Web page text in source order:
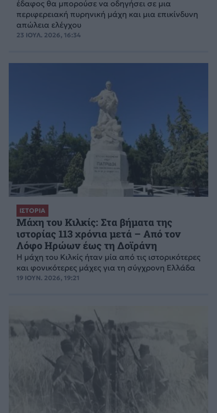
έδαφος θα μπορούσε να οδηγήσει σε μια
περιφερειακή πυρηνική μάχη και μια επικίνδυνη
απώλεια ελέγχου
23 ΙΟΥΛ. 2026, 16:34
ΙΣΤΟΡΙΑ
Μάχη του Κιλκίς: Στα βήματα της
ιστορίας 113 χρόνια μετά – Από τον
Λόφο Ηρώων έως τη Δοϊράνη
Η μάχη του Κιλκίς ήταν μία από τις ιστορικότερες
και φονικότερες μάχες για τη σύγχρονη Ελλάδα
19 ΙΟΥΝ. 2026, 19:21